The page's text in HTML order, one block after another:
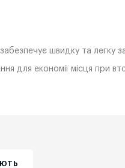
швидку та легку
для економії місця при